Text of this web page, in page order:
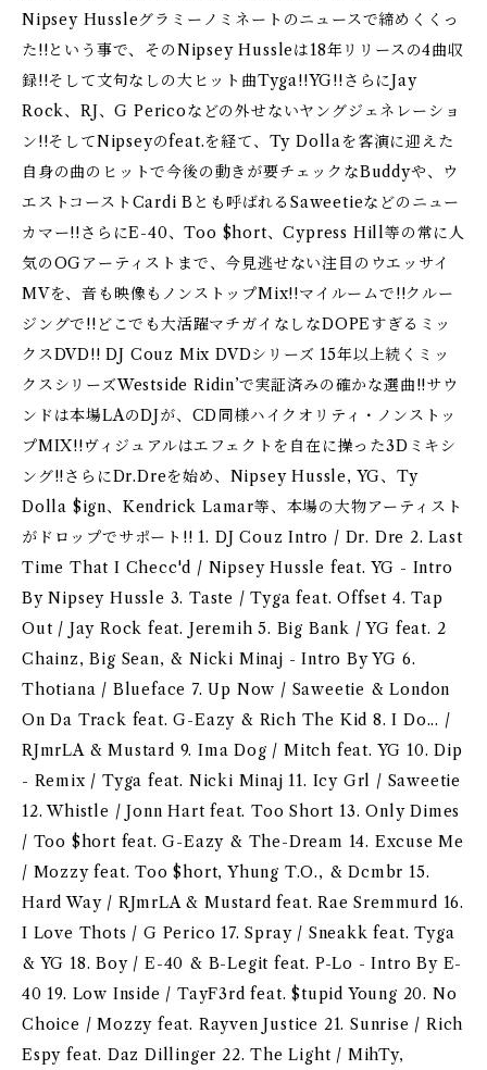
Nipsey Hussleグラミーノミネートのニュースで締めくくっ
た!!という事で、そのNipsey Hussleは18年リリースの4曲収
録!!そして文句なしの大ヒット曲Tyga!!YG!!さらにJay
Rock、RJ、G Pericoなどの外せないヤングジェネレーショ
ン!!そしてNipseyのfeat.を経て、Ty Dollaを客演に迎えた
自身の曲のヒットで今後の動きが要チェックなBuddyや、ウ
エストコーストCardi Bとも呼ばれるSaweetieなどのニュー
カマー!!さらにE-40、Too $hort、Cypress Hill等の常に人
気のOGアーティストまで、今見逃せない注目のウエッサイ
MVを、音も映像もノンストップMix!!マイルームで!!クルー
ジングで!!どこでも大活躍マチガイなしなDOPEすぎるミッ
クスDVD!! DJ Couz Mix DVDシリーズ 15年以上続くミッ
クスシリーズWestside Ridin’で実証済みの確かな選曲!!サウ
ンドは本場LAのDJが、CD同様ハイクオリティ・ノンストッ
プMIX!!ヴィジュアルはエフェクトを自在に操った3Dミキシ
ング!!さらにDr.Dreを始め、Nipsey Hussle, YG、Ty
Dolla $ign、Kendrick Lamar等、本場の大物アーティスト
がドロップでサポート!! 1. DJ Couz Intro / Dr. Dre 2. Last
Time That I Checc'd / Nipsey Hussle feat. YG - Intro
By Nipsey Hussle 3. Taste / Tyga feat. Offset 4. Tap
Out / Jay Rock feat. Jeremih 5. Big Bank / YG feat. 2
Chainz, Big Sean, & Nicki Minaj - Intro By YG 6.
Thotiana / Blueface 7. Up Now / Saweetie & London
On Da Track feat. G-Eazy & Rich The Kid 8. I Do... /
RJmrLA & Mustard 9. Ima Dog / Mitch feat. YG 10. Dip
- Remix / Tyga feat. Nicki Minaj 11. Icy Grl / Saweetie
12. Whistle / Jonn Hart feat. Too Short 13. Only Dimes
/ Too $hort feat. G-Eazy & The-Dream 14. Excuse Me
/ Mozzy feat. Too $hort, Yhung T.O., & Dcmbr 15.
Hard Way / RJmrLA & Mustard feat. Rae Sremmurd 16.
I Love Thots / G Perico 17. Spray / Sneakk feat. Tyga
& YG 18. Boy / E-40 & B-Legit feat. P-Lo - Intro By E-
40 19. Low Inside / TayF3rd feat. $tupid Young 20. No
Choice / Mozzy feat. Rayven Justice 21. Sunrise / Rich
Espy feat. Daz Dillinger 22. The Light / MihTy,